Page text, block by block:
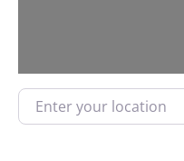
Enter your location